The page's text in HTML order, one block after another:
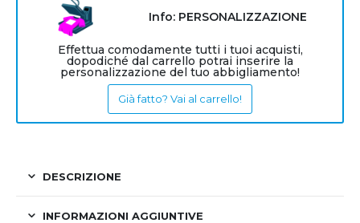
Info: PERSONALIZZAZIONE
Effettua comodamente tutti i tuoi acquisti,
dopodiché dal carrello potrai inserire la
personalizzazione del tuo abbigliamento!
Già fatto? Vai al carrello!
DESCRIZIONE
INFORMAZIONI AGGIUNTIVE